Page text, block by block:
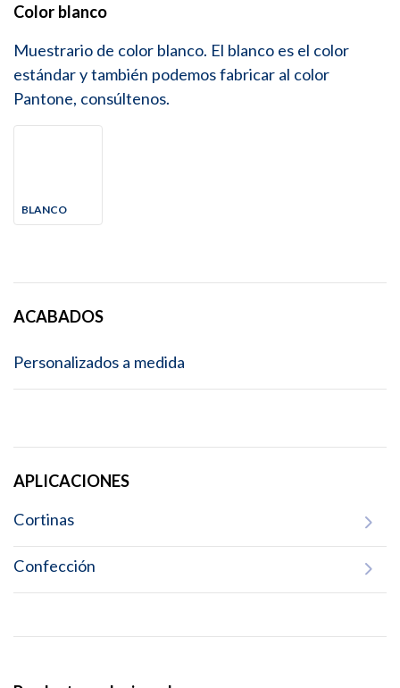
Color blanco
Muestrario de color blanco. El blanco es el color
estándar y también podemos fabricar al color
Pantone, consúltenos.
BLANCO
ACABADOS
Personalizados a medida
APLICACIONES
Cortinas
Confección